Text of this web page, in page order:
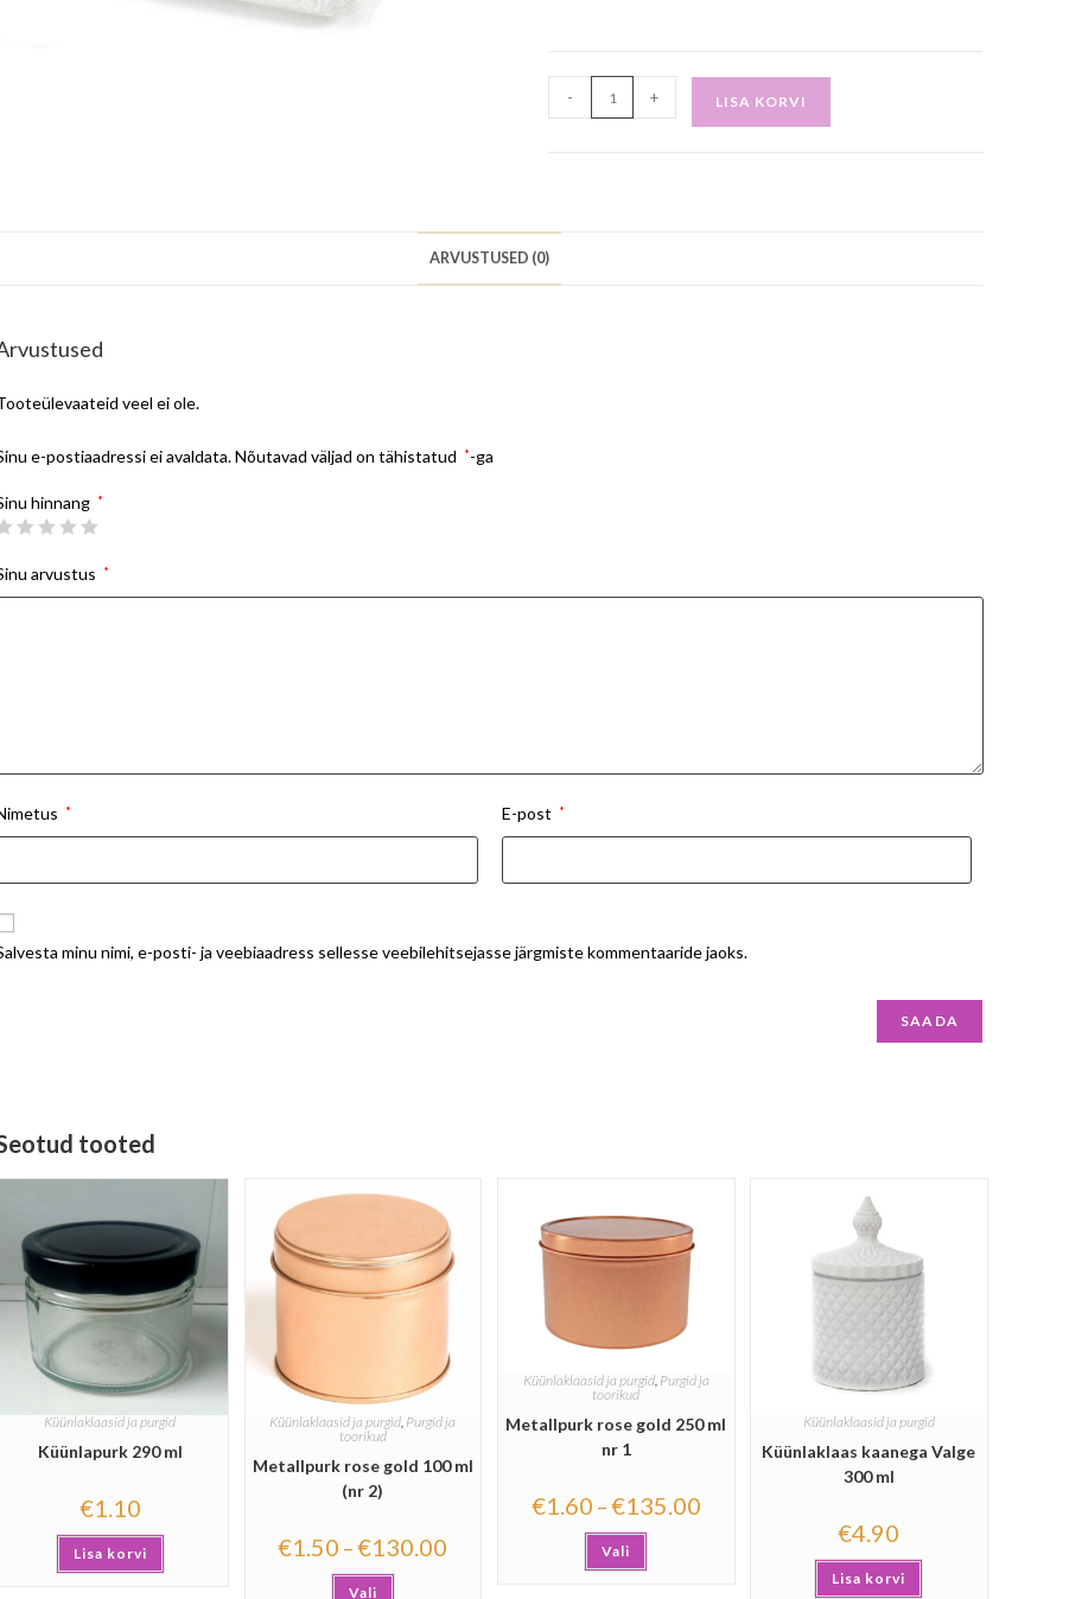
- + LISA KORVI
ARVUSTUSED (0)
veel ei ole.
e-postiaadressi ei avaldata.Nõutavad väljad on tähistatud *-ga
hinnang *
arvustus *
* E-post *
minu nimi, e-posti- ja veebiaadress sellesse veebilehitsejasse järgmiste kommentaaride jaoks.
tooted
Küünlaklaasid ja purgid
Küünlapurk 290 ml
€1.10
Lisa korvi
Küünlaklaasid ja purgid Purgid ja
toorikud
Metallpurk rose gold 100 ml
(nr 2)
€1.50 –€130.00
Vali
Küünlaklaasid ja purgid, Purgid ja
toorikud
Metallpurk rose gold 250 ml
nr 1
€1.60 –€135.00
Vali
Küünlaklaasid ja purgid
Küünlaklaas kaanega Valge
300 ml
€4.90
Lisa korvi